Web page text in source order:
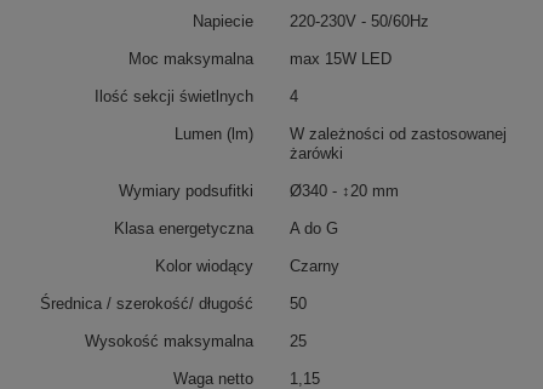
Napiecie 220-230V - 50/60Hz
Moc maksymalna max 15W LED
Ilość sekcji świetlnych 4
Lumen (lm)
W zależności od zastosowanej
żarówki
Wymiary podsufitki Ø340 - ↕20 mm
Klasa energetyczna A do G
Kolor wiodący Czarny
Średnica / szerokość/ długość 50
Wysokość maksymalna 25
Waga netto
1,15